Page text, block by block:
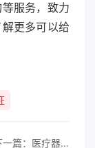
服务，致力
更多可以给
下一篇：医疗器械经营许可证办理指南